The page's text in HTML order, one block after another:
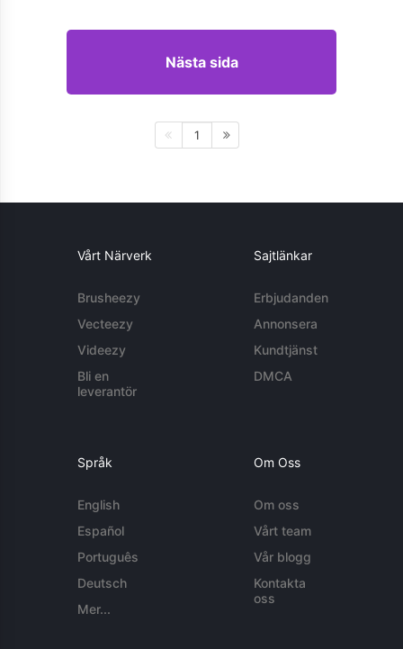
Nästa sida
1
Vårt Närverk
Brusheezy
Vecteezy
Videezy
Bli en
leverantör
Sajtlänkar
Erbjudanden
Annonsera
Kundtjänst
DMCA
Språk
English
Español
Português
Deutsch
Mer...
Om Oss
Om oss
Vårt team
Vår blogg
Kontakta
oss